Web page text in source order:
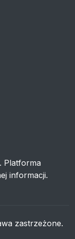
Platforma
informacji.
zastrzeżone.